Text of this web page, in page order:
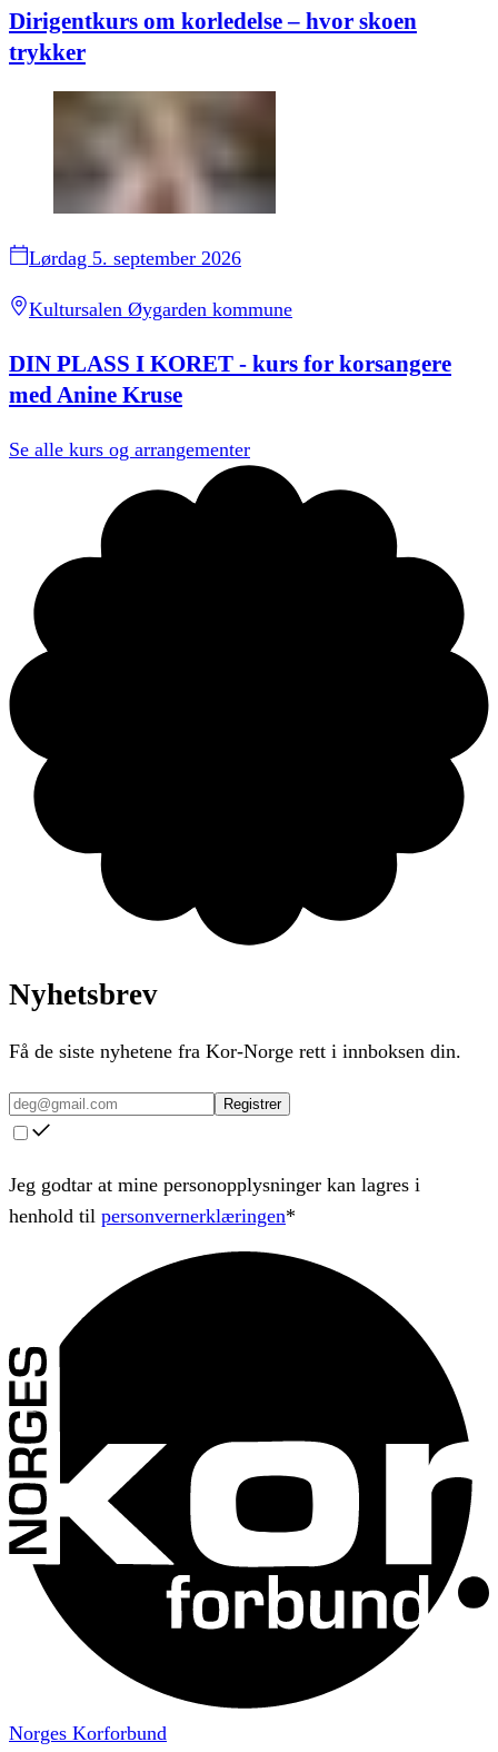
Dirigentkurs om korledelse – hvor skoen
trykker
Lørdag 5. september 2026
Kultursalen Øygarden kommune
DIN PLASS I KORET - kurs for korsangere
med Anine Kruse
Se alle kurs og arrangementer
Nyhetsbrev
Få de siste nyhetene fra Kor-Norge rett i innboksen din.
Registrer
Jeg godtar at mine personopplysninger kan lagres i
henhold til personvernerklæringen*
Norges Korforbund